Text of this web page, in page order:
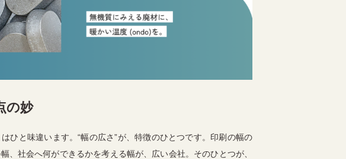
の妙
ひと味違います。“幅の広さ”が、特徴のひとつです。印刷の幅の
、社会へ何ができるかを考える幅が、広い会社。そのひとつが、